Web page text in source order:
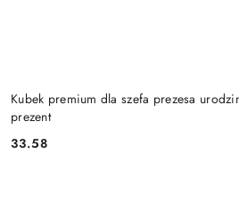
Kubek premium dla szefa prezesa
prezent
Cena:
33.58